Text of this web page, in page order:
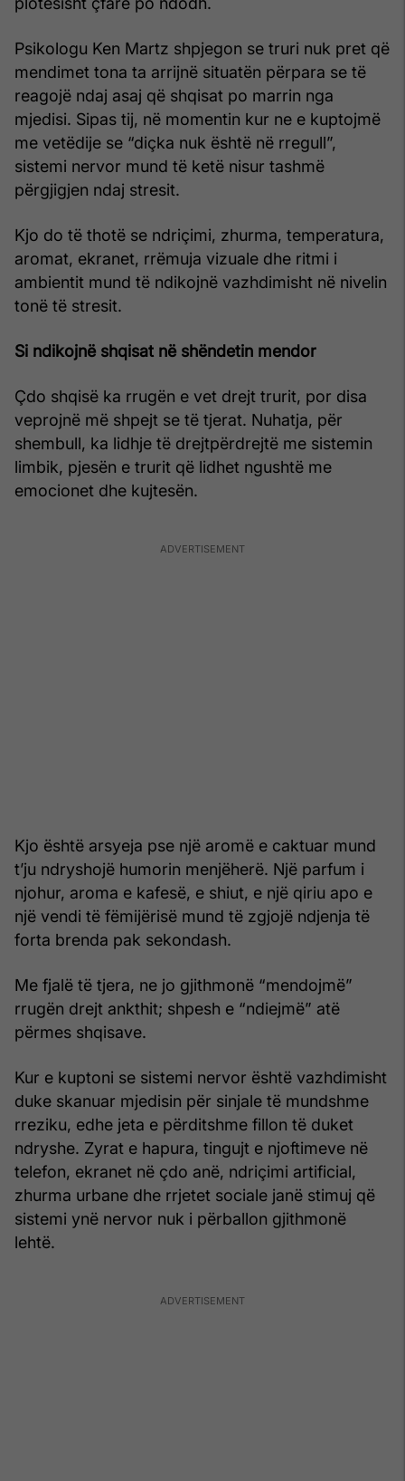
Psikologu Ken Martz shpjegon se truri nuk pret që
mendimet tona ta arrijnë situatën përpara se të
reagojë ndaj asaj që shqisat po marrin nga
mjedisi. Sipas tij, në momentin kur ne e kuptojmë
me vetëdije se “diçka nuk është në rregull”,
sistemi nervor mund të ketë nisur tashmë
përgjigjen ndaj stresit.
Kjo do të thotë se ndriçimi, zhurma, temperatura,
aromat, ekranet, rrëmuja vizuale dhe ritmi i
ambientit mund të ndikojnë vazhdimisht në nivelin
tonë të stresit.
Si ndikojnë shqisat në shëndetin mendor
Çdo shqisë ka rrugën e vet drejt trurit, por disa
veprojnë më shpejt se të tjerat. Nuhatja, për
shembull, ka lidhje të drejtpërdrejtë me sistemin
limbik, pjesën e trurit që lidhet ngushtë me
emocionet dhe kujtesën.
Kjo është arsyeja pse një aromë e caktuar mund
t’ju ndryshojë humorin menjëherë. Një parfum i
njohur, aroma e kafesë, e shiut, e një qiriu apo e
një vendi të fëmijërisë mund të zgjojë ndjenja të
forta brenda pak sekondash.
Me fjalë të tjera, ne jo gjithmonë “mendojmë”
rrugën drejt ankthit; shpesh e “ndiejmë” atë
përmes shqisave.
Kur e kuptoni se sistemi nervor është vazhdimisht
duke skanuar mjedisin për sinjale të mundshme
rreziku, edhe jeta e përditshme fillon të duket
ndryshe. Zyrat e hapura, tingujt e njoftimeve në
telefon, ekranet në çdo anë, ndriçimi artificial,
zhurma urbane dhe rrjetet sociale janë stimuj që
sistemi ynë nervor nuk i përballon gjithmonë
lehtë.